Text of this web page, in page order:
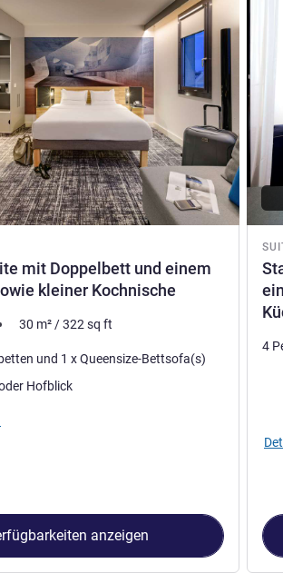
Komfort und ein verlässlicher
uns im Fokus.
Direktion
mit Doppelbett und einem
kleiner Kochnische
30 m²/322sq ft
1 x Doppelbetten und 1 x Queensize-Bettsofa(s)
Stadtblick oder Hofblick
anzeigen
4